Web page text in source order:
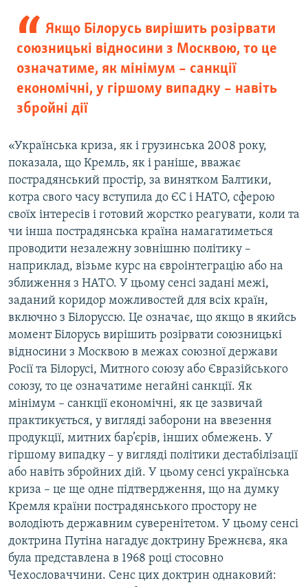
Якщо Білорусь вирішить розірвати
союзницькі відносини з Москвою, то це
означатиме, як мінімум – санкції
економічні, у гіршому випадку – навіть
збройні дії
«Українська криза, як і грузинська 2008 року,
показала, що Кремль, як і раніше, вважає
пострадянський простір, за винятком Балтики,
котра свого часу вступила до ЄС і НАТО, сферою
своїх інтересів і готовий жорстко реагувати, коли та
чи інша пострадянська країна намагатиметься
проводити незалежну зовнішню політику –
наприклад, візьме курс на євроінтеграцію або на
зближення з НАТО. У цьому сенсі задані межі,
заданий коридор можливостей для всіх країн,
включно з Білоруссю. Це означає, що якщо в якийсь
момент Білорусь вирішить розірвати союзницькі
відносини з Москвою в межах союзної держави
Росії та Білорусі, Митного союзу або Євразійського
союзу, то це означатиме негайні санкції. Як
мінімум – санкції економічні, як це зазвичай
практикується, у вигляді заборони на ввезення
продукції, митних бар’єрів, інших обмежень. У
гіршому випадку – у вигляді політики дестабілізації
або навіть збройних дій. У цьому сенсі українська
криза – це ще одне підтвердження, що на думку
Кремля країни пострадянського простору не
володіють державним суверенітетом. У цьому сенсі
доктрина Путіна нагадує доктрину Брежнєва, яка
була представлена в 1968 році стосовно
Чехословаччини. Сенс цих доктрин однаковий: